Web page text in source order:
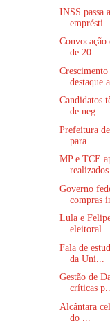
INSS passa
emprésti...
Convocação
de 20...
destaque
Candidatos
de neg...
Prefeitura
para...
MP e TCE
Governo
compras
Lula e
eleitoral...
Fala de
da Uni...
Gestão de
críticas
Alcântara
do ...